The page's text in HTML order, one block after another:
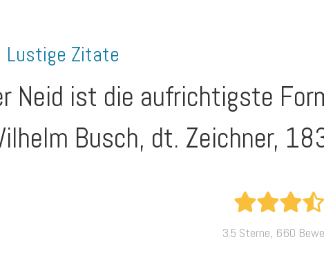
Lustige Zitate
Neid ist die aufrichtigste
Busch, dt. Zeichner,
3.5 Sterne, 660